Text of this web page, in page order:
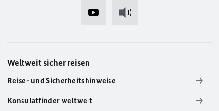
Weltweit sicher reisen
Reise- und Sicherheitshinweise
Konsulatfinder weltweit